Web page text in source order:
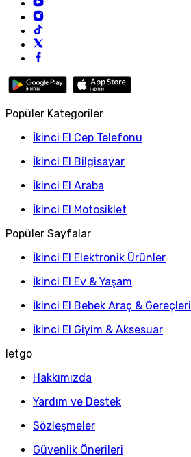
Popüler Kategoriler
İkinci El Cep Telefonu
İkinci El Bilgisayar
İkinci El Araba
İkinci El Motosiklet
Popüler Sayfalar
İkinci El Elektronik Ürünler
İkinci El Ev & Yaşam
İkinci El Bebek Araç & Gereçleri
İkinci El Giyim & Aksesuar
letgo
Hakkımızda
Yardım ve Destek
Sözleşmeler
Güvenlik Önerileri